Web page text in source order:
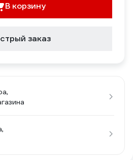
В корзину
заказ